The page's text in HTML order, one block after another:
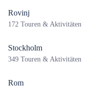
Rovinj
172 Touren & Aktivitäten
Stockholm
349 Touren & Aktivitäten
Rom